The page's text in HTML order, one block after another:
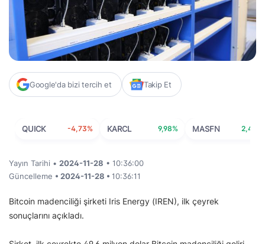
Google'da bizi tercih et Takip Et
QUICK -4,73% KARCL 9,98% MASFN 2,44%
Yayın Tarihi • 2024-11-28 • 10:36:00
Güncelleme • 2024-11-28 • 10:36:11
Bitcoin madenciliği şirketi Iris Energy (IREN), ilk çeyrek
sonuçlarını açıkladı.